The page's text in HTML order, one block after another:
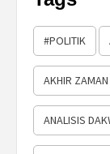
#POLITIK
AKHIR ZAMAN
ANALISIS